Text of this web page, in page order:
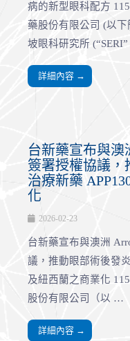
病的新型眼科配方
藥股份有限公司 (以
坡眼科研究所
詳細內容 →
台新藥宣布與澳
簽署授權協議，
治療新藥
化
2026-02-23
台新藥宣布與澳洲
議，推動眼部術後發
及紐西蘭之商業化
股份有限公司（以 …
詳細內容 →